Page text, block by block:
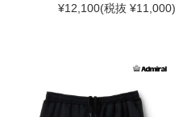
¥12,100(税抜 ¥11,000)